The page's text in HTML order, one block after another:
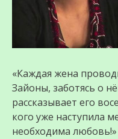
«Каждая жена
Зайоны, заботясь о
рассказывает его
кого уже наступила
необходима любовь!»